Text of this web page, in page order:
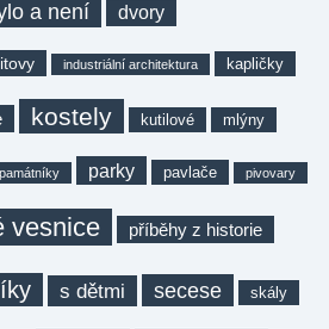
a není dvory
industriální architektura kapličky
kostely kutilové mlýny
památníky parky pavlače pivovary
vesnice příběhy z historie
s dětmi secese skály